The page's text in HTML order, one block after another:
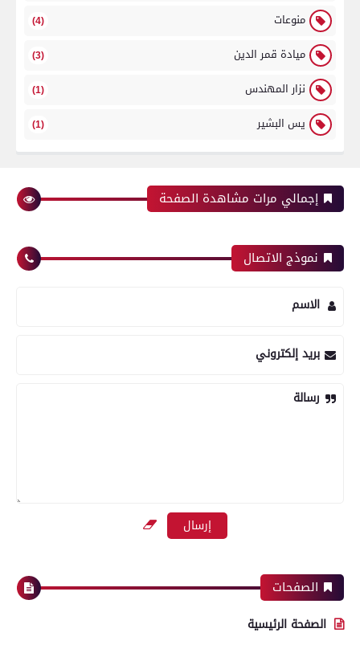
منوعات (4)
ميادة قمر الدين (3)
نزار المهندس (1)
يس البشير (1)
إجمالي مرات مشاهدة الصفحة
نموذج الاتصال
الاسم
بريد إلكتروني
رسالة
الصفحات
الصفحة الرئيسية